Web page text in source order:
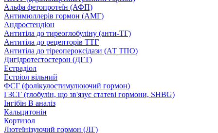
Альфа фетопротеїн (АФП)
Антимюллерів гормон (АМГ)
Андростендіон
Антитіла до тиреоглобуліну (анти-ТГ)
Антитіла до рецепторів ТТГ
Антитіла до тіреопероксідази (АТ ТПО)
Дигідротестостерон (ДГТ)
Естрадіол
Естріол вільний
ФСГ (фолікулостимулюючий гормон)
ГЗСГ (глобулін, що зв'язує статеві гормони, SHBG)
Інгібін B аналіз
Кальцитонін
Кортизол
Лютеїнізуючий гормон (ЛГ)